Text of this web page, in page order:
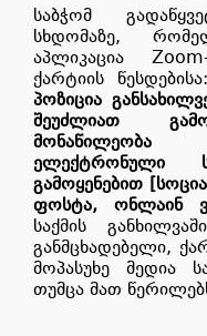
საბჭომ
სხდომაზე,
აპლიკაცია
ქარტიის
პოზიცია
შეუძლიათ
მონაწილეობა
ელექტრონული
გამოყენებით
ფოსტა, ონლაინ
საქმის
განმცხადებელი,
მოპასუხე მედია
თუმცა მათ